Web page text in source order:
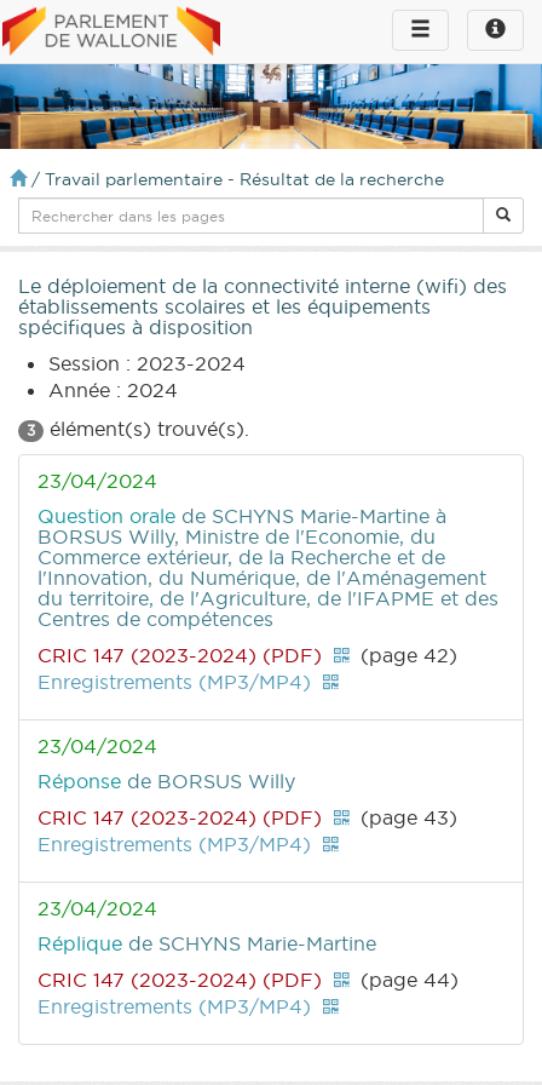
Toggle
infos
Toggle
navigation
/ Travail parlementaire - Résultat de la recherche
Le déploiement de la connectivité interne (wifi) des
établissements scolaires et les équipements
spécifiques à disposition
Session : 2023-2024
Année : 2024
3 élément(s) trouvé(s).
23/04/2024
Question orale de SCHYNS Marie-Martine à
BORSUS Willy, Ministre de l'Economie, du
Commerce extérieur, de la Recherche et de
l'Innovation, du Numérique, de l'Aménagement
du territoire, de l'Agriculture, de l'IFAPME et des
Centres de compétences
CRIC 147 (2023-2024) (PDF)
(page 42)
Enregistrements (MP3/MP4)
23/04/2024
Réponse de BORSUS Willy
CRIC 147 (2023-2024) (PDF)
(page 43)
Enregistrements (MP3/MP4)
23/04/2024
Réplique de SCHYNS Marie-Martine
CRIC 147 (2023-2024) (PDF)
(page 44)
Enregistrements (MP3/MP4)